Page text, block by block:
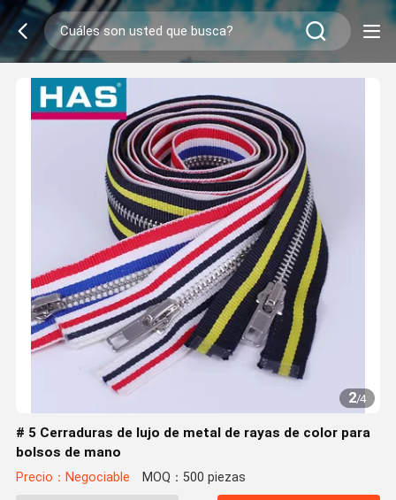
2/4
# 5 Cerraduras de lujo de metal de rayas de color para
bolsos de mano
Precio：Negociable MOQ：500 piezas